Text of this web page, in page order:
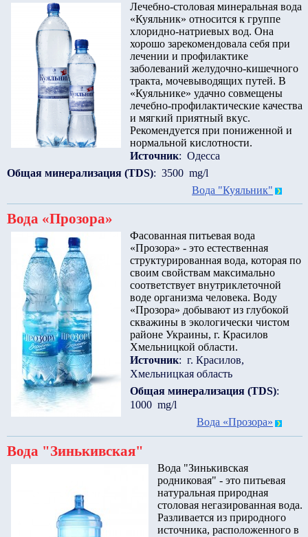
Лечебно-столовая минеральная вода
«Куяльник» относится к группе
хлоридно-натриевых вод. Она
хорошо зарекомендовала себя при
лечении и профилактике
заболеваний желудочно-кишечного
тракта, мочевыводящих путей. В
«Куяльнике» удачно совмещены
лечебно-профилактические качества
и мягкий приятный вкус.
Рекомендуется при пониженной и
нормальной кислотности.
Источник: Одесса
Общая минерализация (TDS): 3500 mg/l
Вода "Куяльник"
Вода «Прозора»
Фасованная питьевая вода
«Прозора» - это естественная
структурированная вода, которая по
своим свойствам максимально
соответствует внутриклеточной
воде организма человека. Воду
«Прозора» добывают из глубокой
скважины в экологически чистом
районе Украины, г. Красилов
Хмельницкой области.
Источник: г. Красилов,
Хмельницкая область
Общая минерализация (TDS):
1000 mg/l
Вода «Прозора»
Вода "Зинькивская"
Вода "Зинькивская
родниковая" - это питьевая
натуральная природная
столовая негазированная вода.
Разливается из природного
источника, расположенного в